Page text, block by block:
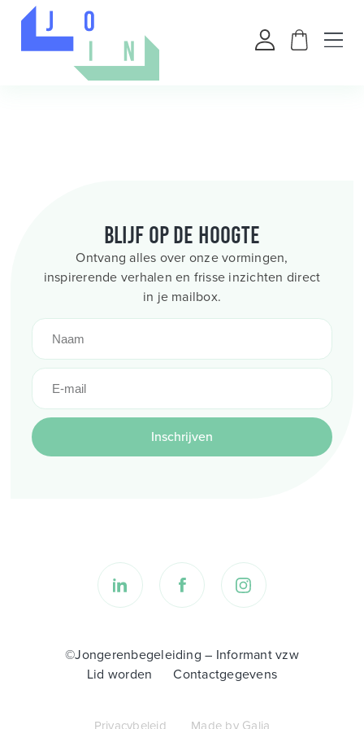
Blijf op de hoogte
Ontvang alles over onze vormingen,
inspirerende verhalen en frisse inzichten direct
in je mailbox.
Inschrijven
©Jongerenbegeleiding – Informant vzw
Lid worden
Contactgegevens